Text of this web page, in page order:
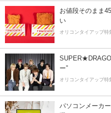
お値段そのまま
い
オリコンタイアップ特
ー”
オリコンタイアップ特
パソコンメーカ